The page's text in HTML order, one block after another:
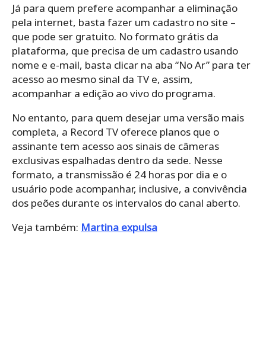
Já para quem prefere acompanhar a eliminação
pela internet, basta fazer um cadastro no site –
que pode ser gratuito. No formato grátis da
plataforma, que precisa de um cadastro usando
nome e e-mail, basta clicar na aba “No Ar” para ter
acesso ao mesmo sinal da TV e, assim,
acompanhar a edição ao vivo do programa.
No entanto, para quem desejar uma versão mais
completa, a Record TV oferece planos que o
assinante tem acesso aos sinais de câmeras
exclusivas espalhadas dentro da sede. Nesse
formato, a transmissão é 24 horas por dia e o
usuário pode acompanhar, inclusive, a convivência
dos peões durante os intervalos do canal aberto.
Veja também: Martina expulsa